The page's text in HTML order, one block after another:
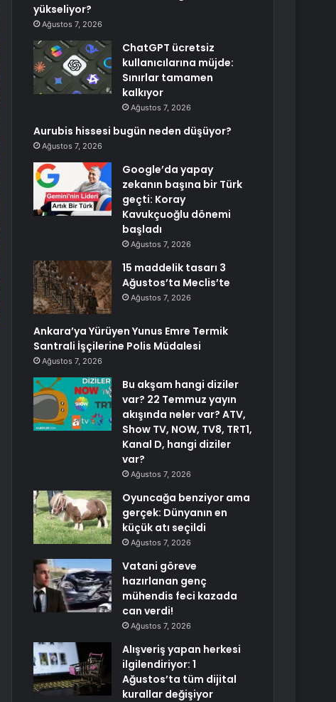
yükseliyor?
Ağustos 7, 2026
ChatGPT ücretsiz
kullanıcılarına müjde:
Sınırlar tamamen
kalkıyor
Ağustos 7, 2026
Aurubis hissesi bugün neden düşüyor?
Ağustos 7, 2026
Google’da yapay
zekanın başına bir Türk
geçti: Koray
Kavukçuoğlu dönemi
başladı
Ağustos 7, 2026
15 maddelik tasarı 3
Ağustos’ta Meclis’te
Ağustos 7, 2026
Ankara’ya Yürüyen Yunus Emre Termik
Santrali İşçilerine Polis Müdalesi
Ağustos 7, 2026
Bu akşam hangi diziler
var? 22 Temmuz yayın
akışında neler var? ATV,
Show TV, NOW, TV8, TRT1,
Kanal D, hangi diziler
var?
Ağustos 7, 2026
Oyuncağa benziyor ama
gerçek: Dünyanın en
küçük atı seçildi
Ağustos 7, 2026
Vatani göreve
hazırlanan genç
mühendis feci kazada
can verdi!
Ağustos 7, 2026
Alışveriş yapan herkesi
ilgilendiriyor: 1
Ağustos’ta tüm dijital
kurallar değişiyor